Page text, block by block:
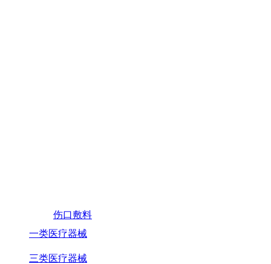
伤口敷料
一类医疗器械
三类医疗器械